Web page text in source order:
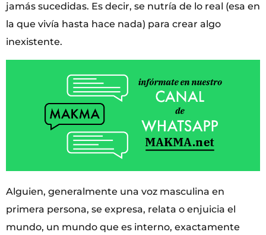
jamás sucedidas. Es decir, se nutría de lo real (esa en
la que vivía hasta hace nada) para crear algo
inexistente.
Alguien, generalmente una voz masculina en
primera persona, se expresa, relata o enjuicia el
mundo, un mundo que es interno, exactamente